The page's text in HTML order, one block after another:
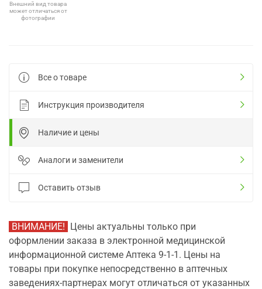
Внешний вид товара
может отличаться от
фотографии
Все о товаре
Инструкция производителя
Наличие и цены
Аналоги и заменители
Оставить отзыв
ВНИМАНИЕ! Цены актуальны только при
оформлении заказа в электронной медицинской
информационной системе Аптека 9-1-1. Цены на
товары при покупке непосредственно в аптечных
заведениях-партнерах могут отличаться от указанных